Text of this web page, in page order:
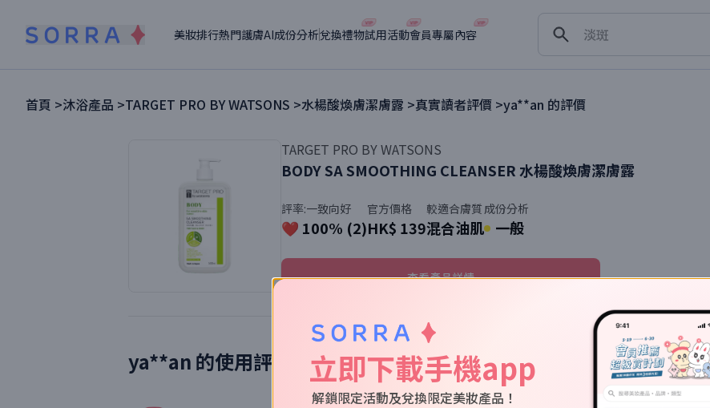
美妝排行熱門護膚AI成份分析兌換禮物試用活動會員專屬內容
淡斑
首頁 >沐浴產品 >TARGET PRO BY WATSONS >水楊酸煥膚潔膚露 >真實讀者評價 >ya**an 的評價
TARGET PRO BY WATSONS
BODY SA SMOOTHING CLEANSER水楊酸煥膚潔膚露
評率:一致向好
❤️ 100% (2)
官方價格
HK$ 139
較適合膚質
混合油肌
成份分析
一般
查看產品詳情
ya**an 的使用評價 立即下載手機app
解鎖限定活動及兌換限定美妝產品！